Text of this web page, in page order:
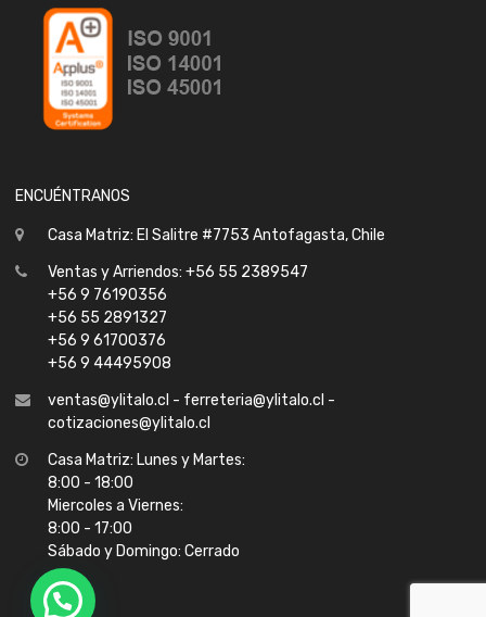
ENCUÉNTRANOS
Casa Matriz: El Salitre #7753 Antofagasta, Chile
Ventas y Arriendos: +56 55 2389547
+56 9 76190356
+56 55 2891327
+56 9 61700376
+56 9 44495908
ventas@ylitalo.cl - ferreteria@ylitalo.cl -
cotizaciones@ylitalo.cl
Casa Matriz: Lunes y Martes:
8:00 - 18:00
Miercoles a Viernes:
8:00 - 17:00
Sábado y Domingo: Cerrado